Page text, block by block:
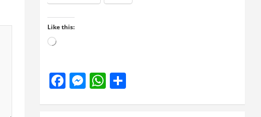
Like this:
Loading…
F
M W